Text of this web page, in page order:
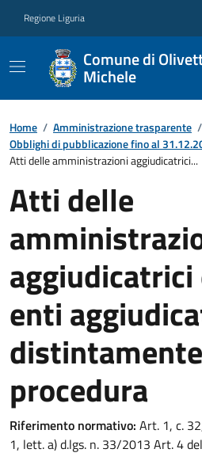
Regione Liguria
Comune di
Michele
Home / Amministrazione trasparente /
Obblighi di pubblicazione fino al
Atti delle amministrazioni aggiudicatrici...
Atti delle
aggiudicatrici
enti
procedura
Riferimento normativo: Art. 1, c.
1, lett. a) d.lgs. n. 33/2013 Art. 4